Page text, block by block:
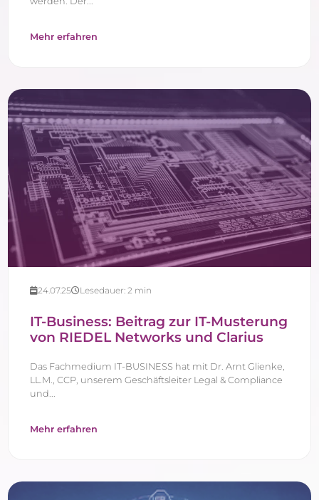
Mehr erfahren
24.07.25 Lesedauer: 2 min
IT-Business: Beitrag zur IT-Musterung
von RIEDEL Networks und Clarius
Das Fachmedium IT-BUSINESS hat mit Dr. Arnt Glienke,
LL.M., CCP, unserem Geschäftsleiter Legal & Compliance
und...
Mehr erfahren